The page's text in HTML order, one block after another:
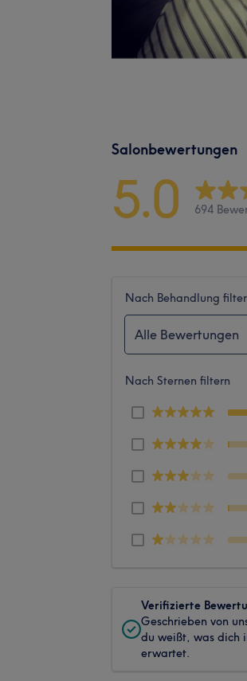
Salonbewertungen
5.0 694
Nach Behandlung
Alle Bewertungen
Nach Sternen filtern
Verifizierte
Geschrieben von
du weißt, was dich
erwartet.